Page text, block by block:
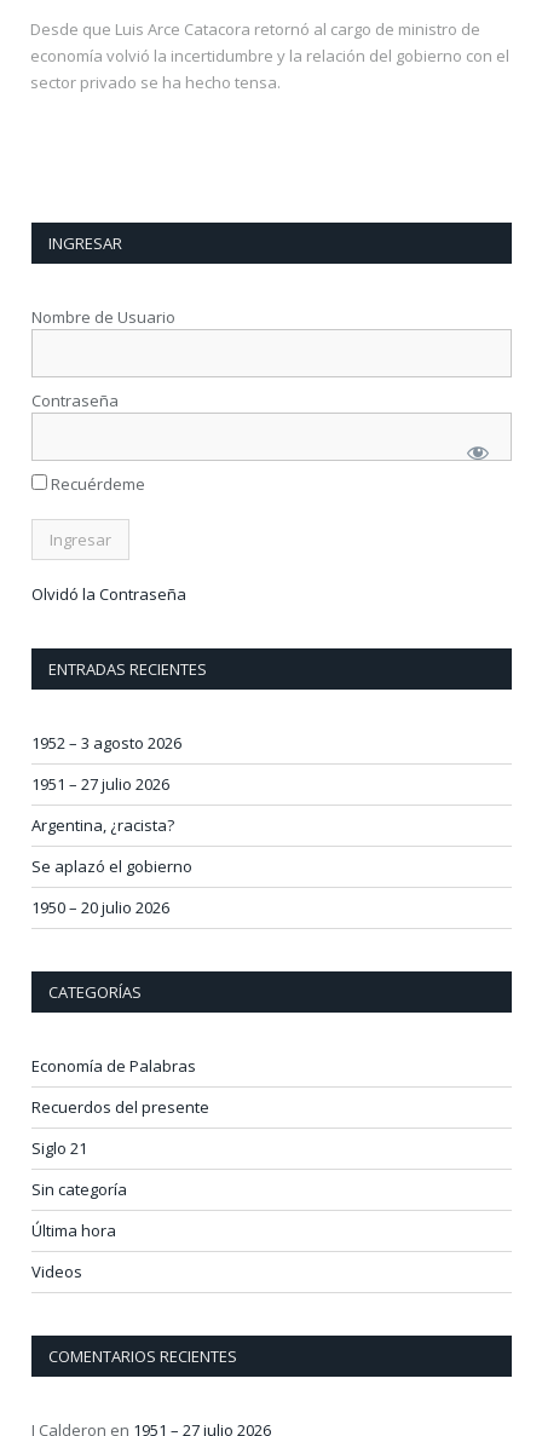
Desde que Luis Arce Catacora retornó al cargo de ministro de
economía volvió la incertidumbre y la relación del gobierno con el
sector privado se ha hecho tensa.
INGRESAR
Nombre de Usuario
Contraseña
Recuérdeme
Olvidó la Contraseña
ENTRADAS RECIENTES
1952 – 3 agosto 2026
1951 – 27 julio 2026
Argentina, ¿racista?
Se aplazó el gobierno
1950 – 20 julio 2026
CATEGORÍAS
Economía de Palabras
Recuerdos del presente
Siglo 21
Sin categoría
Última hora
Videos
COMENTARIOS RECIENTES
J Calderon en 1951 – 27 julio 2026